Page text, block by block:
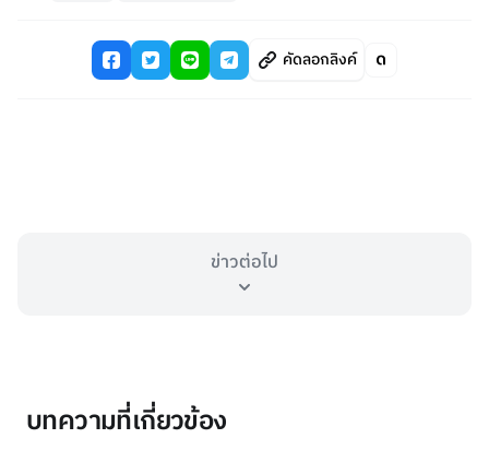
คัดลอกลิงค์
ข่าวต่อไป
บทความที่เกี่ยวข้อง